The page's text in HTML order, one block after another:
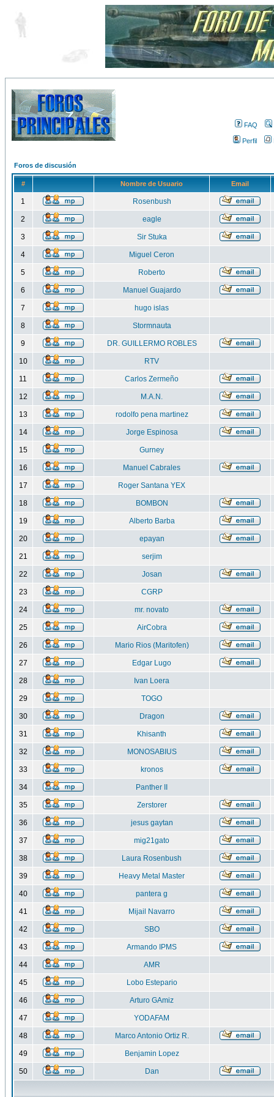
FAQ
Perfil
Foros de discusión
# Nombre de Usuario Email
1 Rosenbush
2 eagle
3 Sir Stuka
4 Miguel Ceron
5 Roberto
6 Manuel Guajardo
7 hugo islas
8 Stormnauta
9 DR. GUILLERMO ROBLES
10 RTV
11 Carlos Zermeño
12 M.A.N.
13 rodolfo pena martinez
14 Jorge Espinosa
15 Gurney
16 Manuel Cabrales
17 Roger Santana YEX
18 BOMBON
19 Alberto Barba
20 epayan
21 serjim
22 Josan
23 CGRP
24 mr. novato
25 AirCobra
26 Mario Rios (Maritofen)
27 Edgar Lugo
28 Ivan Loera
29 TOGO
30 Dragon
31 Khisanth
32 MONOSABIUS
33 kronos
34 Panther II
35 Zerstorer
36 jesus gaytan
37 mig21gato
38 Laura Rosenbush
39 Heavy Metal Master
40 pantera g
41 Mijail Navarro
42 SBO
43 Armando IPMS
44 AMR
45 Lobo Estepario
46 Arturo GAmiz
47 YODAFAM
48 Marco Antonio Ortiz R.
49 Benjamin Lopez
50 Dan